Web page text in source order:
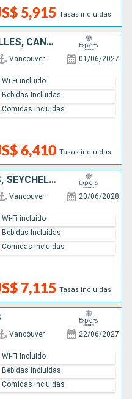
5,915 Tasas incluidas
ESTADOS UNIDOS, SEYCHELLES, CANADÁ
Vancouver 01/06/2027
6,410 Tasas incluidas
Wi-Fi incluido
Bebidas Incluidas
Comidas incluidas
CANADÁ, ESTADOS UNIDOS, SEYCHELLES
Vancouver 20/06/2028
7,115 Tasas incluidas
Wi-Fi incluido
Bebidas Incluidas
Comidas incluidas
Vancouver 22/06/2027
Wi-Fi incluido
Bebidas Incluidas
Comidas incluidas